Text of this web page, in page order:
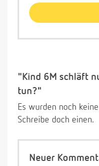
"Kind 6M schläft
tun?"
Es wurden noch
Schreibe doch einen.
Neuer